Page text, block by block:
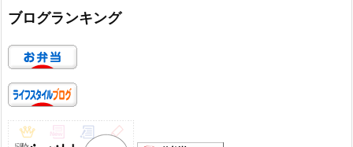
ブログランキング